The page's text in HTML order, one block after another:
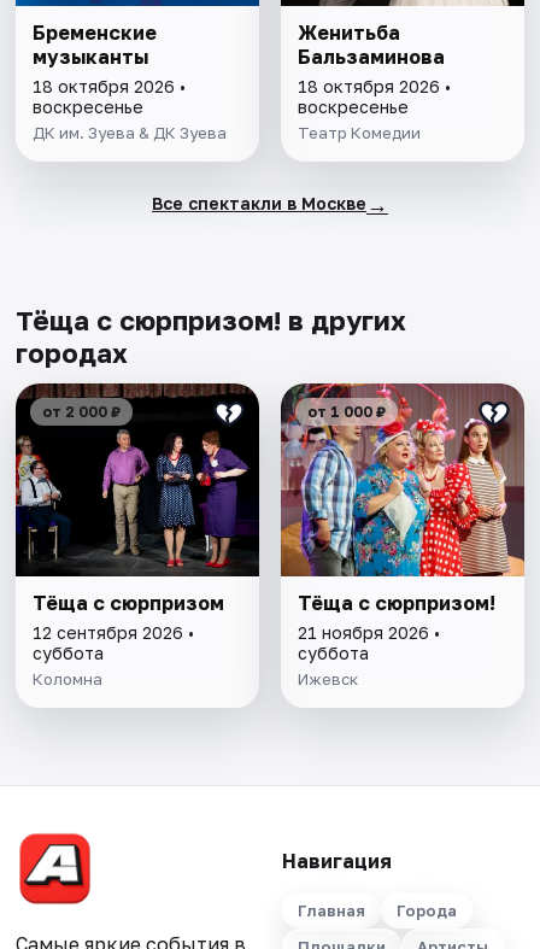
Бременские
музыканты
18 октября 2026 •
воскресенье
ДК им. Зуева & ДК Зуева
Женитьба
Бальзаминова
18 октября 2026 •
воскресенье
Театр Комедии
Все спектакли в Москве →
Тёща с сюрпризом! в других
городах
от 2 000 ₽
Тёща с сюрпризом
12 сентября 2026 •
суббота
Коломна
от 1 000 ₽
Тёща с сюрпризом!
21 ноября 2026 •
суббота
Ижевск
Самые яркие события в
Навигация
Главная
Города